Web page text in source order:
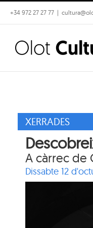
Skip
to
content
+34 972 27 27 77 |
XERRADES
A càrrec de
Dissabte 12